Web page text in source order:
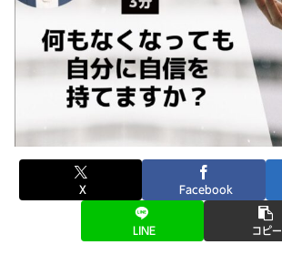
X Facebook
LINE コピー